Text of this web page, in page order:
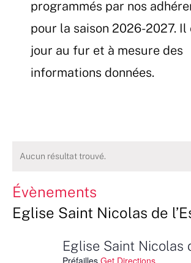
programmés par nos
pour la saison 2026-2027. Il
jour au fur et à mesure des
informations données.
Aucun résultat trouvé.
Évènements
Eglise Saint Nicolas de
Eglise Saint Nicolas
Préfailles Get Directions